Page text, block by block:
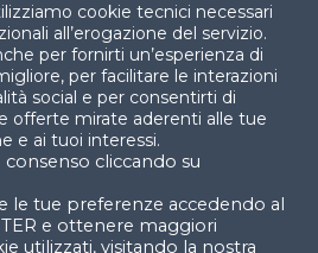
di Milano Dipartimento
cookie tecnici necessari
all’erogazione del servizio.
per fornirti un’esperienza di
per facilitare le interazioni
social e per consentirti di
offerte mirate aderenti alle tue
e ai tuoi interessi.
cliccando su
le tue preferenze accedendo al
e ottenere maggiori
utilizzati, visitando la nostra